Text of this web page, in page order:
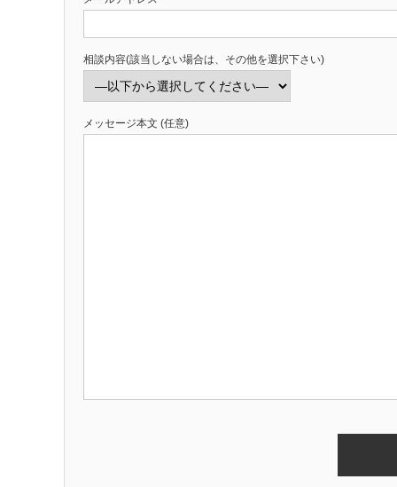
相談内容(該当しない場合は、その他を選択下さい)
メッセージ本文 (任意)